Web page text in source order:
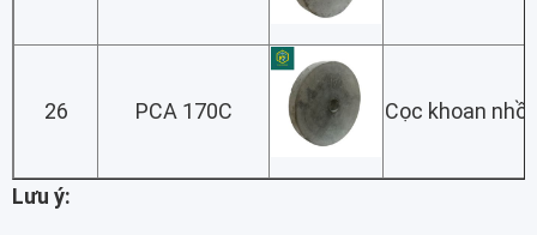
26 PCA 170C Cọc khoan
Lưu ý: